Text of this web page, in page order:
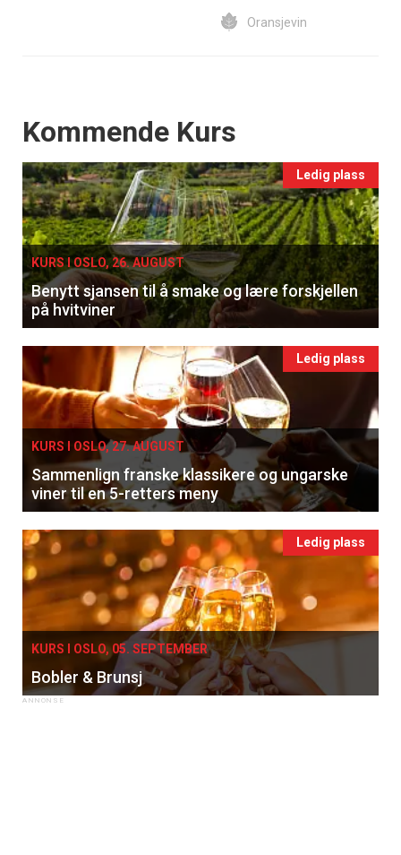
Oransjevin
Events
Kommende Kurs
Ledig plass
KURS I OSLO, 26. AUGUST
Benytt sjansen til å smake og lære forskjellen
på hvitviner
Ledig plass
KURS I OSLO, 27. AUGUST
Sammenlign franske klassikere og ungarske
viner til en 5-retters meny
Ledig plass
KURS I OSLO, 05. SEPTEMBER
Bobler & Brunsj